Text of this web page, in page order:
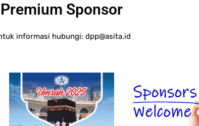
Premium Sponsor
informasi hubungi: dpp@asita.id